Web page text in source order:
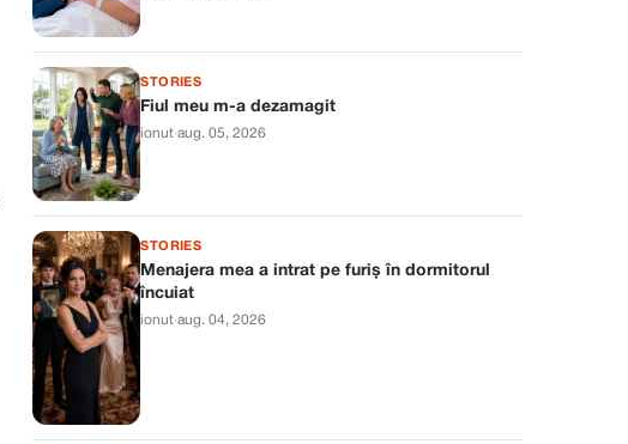
STORIES
Fiul meu m-a dezamagit
ionut·aug. 05, 2026
STORIES
Menajera mea a intrat pe furiș în dormitorul
încuiat
ionut·aug. 04, 2026